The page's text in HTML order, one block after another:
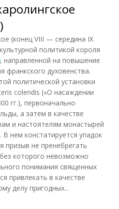
(конец VIII — середина IX
политикой короля
, направленной на повышение
франкского духовенства.
политической установки
colendis («О насаждении
гг.), первоначально
а затем в качестве
и настоятелям монастырей
В нем констатируется упадок
призыв не пренебрегать
которого невозможно
понимания священных
привлекать в качестве
делу пригодных...